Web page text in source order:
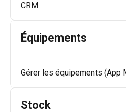
CRM
Équipements
Gérer les équipements (App
Stock